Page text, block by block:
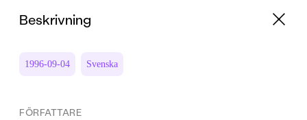
Beskrivning
1996-09-04 Svenska
FÖRFATTARE